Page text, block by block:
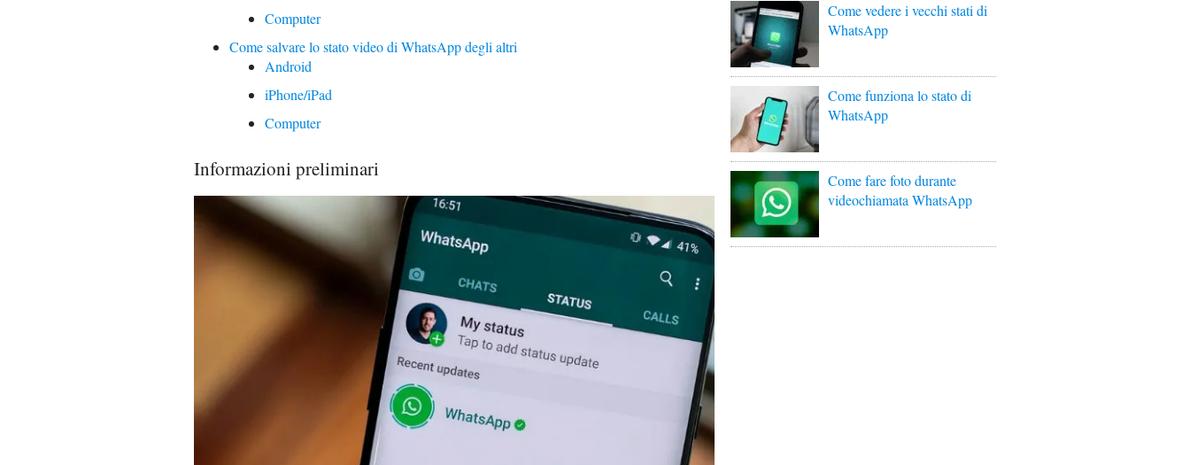
Computer
Come salvare lo stato video di WhatsApp degli altri
Android
iPhone/iPad
Computer
Informazioni preliminari
Come vedere i vecchi stati di
WhatsApp
Come funziona lo stato di
WhatsApp
Come fare foto durante
videochiamata WhatsApp